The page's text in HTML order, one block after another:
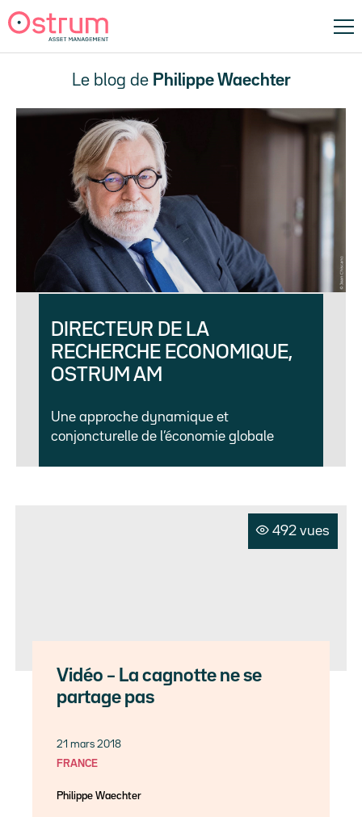
Le blog de Philippe Waechter
DIRECTEUR DE LA
RECHERCHE ECONOMIQUE,
OSTRUM AM
Une approche dynamique et
conjoncturelle de l’économie globale
492 vues
Vidéo – La cagnotte ne se
partage pas
21 mars 2018
FRANCE
Philippe Waechter